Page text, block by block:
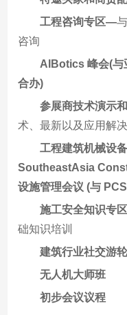
工程咨询专区—
咨询
AIBotics 峰会(与
合办)
参展商技术演示
术、最新以及应用解
工程建筑机械设
SoutheastAsia
设施管理会议 (与
施工安全知识专
础知识培训
建筑行业社交游
无人机大师班
初步会议议程